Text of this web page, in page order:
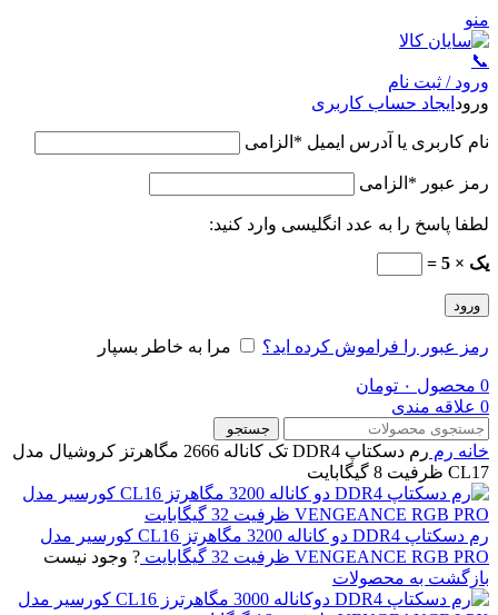
منو
📞
ورود / ثبت نام
ورود ایجاد حساب کاربری
نام کاربری یا آدرس ایمیل * الزامی
رمز عبور * الزامی
لطفا پاسخ را به عدد انگلیسی وارد کنید:
یک × 5 =
ورود
رمز عبور را فراموش کرده اید؟ مرا به خاطر بسپار
0 محصول ۰ تومان
0 علاقه مندی
جستجو
خانه رم
رم دسکتاپ DDR4 تک کاناله 2666 مگاهرتز کروشیال مدل
CL17 ظرفیت 8 گیگابایت
رم دسکتاپ DDR4 دو کاناله 3200 مگاهرتز CL16 کورسیر مدل
VENGEANCE RGB PRO ظرفیت 32 گیگابایت
? وجود نیست
بازگشت به محصولات